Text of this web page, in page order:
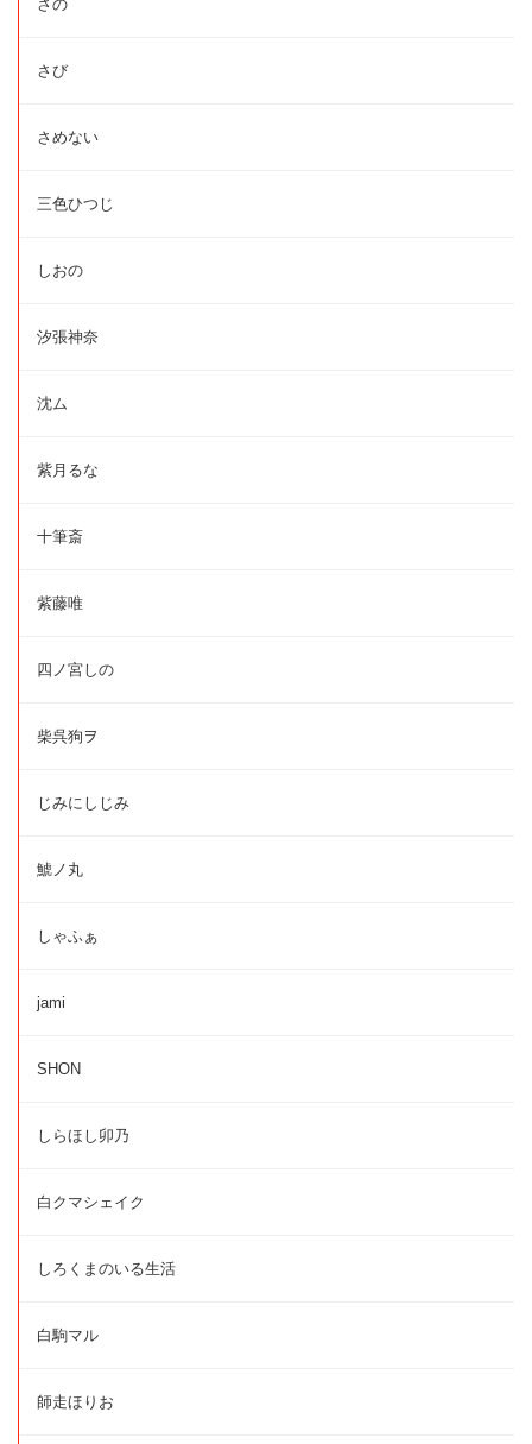
さの
さび
さめない
三色ひつじ
しおの
汐張神奈
沈ム
紫月るな
十筆斎
紫藤唯
四ノ宮しの
柴呉狗ヲ
じみにしじみ
鯱ノ丸
しゃふぁ
jami
SHON
しらほし卯乃
白クマシェイク
しろくまのいる生活
白駒マル
師走ほりお